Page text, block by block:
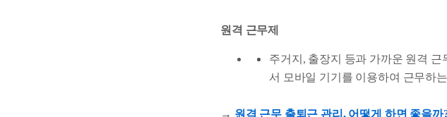
원격 근무제
주거지, 출장지 등과 가까운 원격
서 모바일 기기를 이용하여 근무하
→ 원격 근무 출퇴근 관리, 어떻게 하면 좋을까